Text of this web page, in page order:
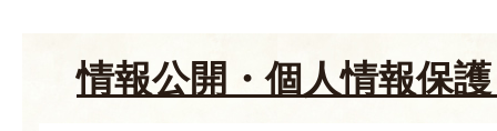
情報公開・個人情報保